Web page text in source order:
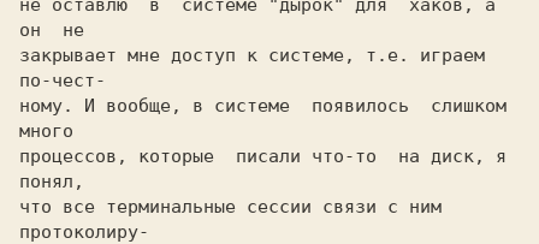
не оставлю  в  системе "дырок" для  хаков, а
он  не
закрывает мне доступ к системе, т.е. играем
по-чест-
ному. И вообще, в системе  появилось  слишком
много
процессов, которые  писали что-то  на диск, я
понял,
что все терминальные сессии связи с ним
протоколиру-